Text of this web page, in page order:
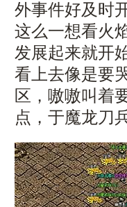
外事件好及时
这么一想看火
发展起来就开
看上去像是要
区，嗷嗷叫着
点，于魔龙刀